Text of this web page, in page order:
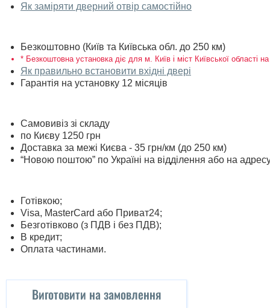
Як заміряти дверний отвір самостійно
Безкоштовно (Київ та Київська обл. до 250 км)
* Безкоштовна установка діє для м. Київ і міст Київської області
Як правильно встановити вхідні двері
Гарантія на установку 12 місяців
Самовивіз зі складу
по Києву 1250 грн
Доставка за межі Києва - 35 грн/км (до 250 км)
“Новою поштою” по Україні на відділення або на
Готівкою;
Visa, MasterСard або Приват24;
Безготівково (з ПДВ і без ПДВ);
В кредит;
Оплата частинами.
Виготовити на замовлення